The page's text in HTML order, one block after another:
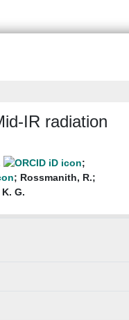
IR radiation
;
; Rossmanith, R.;
G.